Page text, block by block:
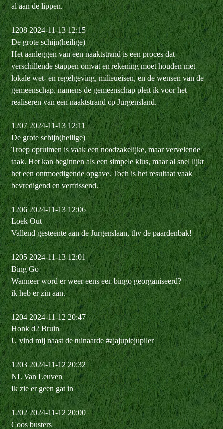
al aan de lippen.
1208 2024-11-13 12:15
De grote schijn(heilige)
Het aanleggen van een naaktstrand is een proces dat
verschillende stappen omvat en rekening moet houden met
lokale wet- en regelgeving, milieueisen, en de wensen van de
gemeenschap. namens de gemeenschap pleit ik voor het
realiseren van een naaktstrand op Jurgensland.
1207 2024-11-13 12:11
De grote schijn(heilige)
Troep opruimen is vaak een noodzakelijke, maar vervelende
taak. Het kan beginnen als een simpele klus, maar al snel lijkt
het een ontmoedigende opgave. Toch is het resultaat vaak
bevredigend en verfrissend.
1206 2024-11-13 12:06
Loek Out
Vallend gesteente aan de Jurgenslaan, thv de paardenbak!
1205 2024-11-13 12:01
Bing Go
Wanneer word er weer eens een bingo georganiseerd?
ik heb er zin aan.
1204 2024-11-12 20:47
Honk d2 Bruin
U vind mij naast de tuinaarde #ajajupiejupiler
1203 2024-11-12 20:32
NL Van Leuven
Ik zie er geen gat in
1202 2024-11-12 20:00
Coos busters